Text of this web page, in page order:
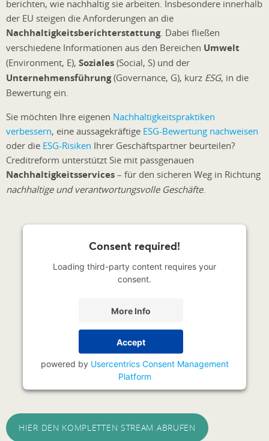
berichten, wie nachhaltig sie arbeiten. Insbesondere innerhalb
der EU steigen die Anforderungen an die
Nachhaltigkeitsberichterstattung. Dabei fließen
verschiedene Informationen aus den Bereichen Umwelt
(Environment, E), Soziales (Social, S) und der
Unternehmensführung(Governance, G), kurz ESG, in die
Bewertung ein.
Sie möchten Ihre eigenen Nachhaltigkeitspraktiken
verbessern, eine aussagekräftige ESG-Bewertung nachweisen
oder die ESG-Risiken Ihrer Geschäftspartner beurteilen?
Creditreform unterstützt Sie mit passgenauen
Nachhaltigkeitsservices – für den sicheren Weg in Richtung
nachhaltige und verantwortungsvolle Geschäfte.
Consent required!
Loading third-party content requires your
consent.
More Info
Accept
powered by Usercentrics Consent Management
Platform
HIER DEN KOMPLETTEN STREAM ABRUFEN